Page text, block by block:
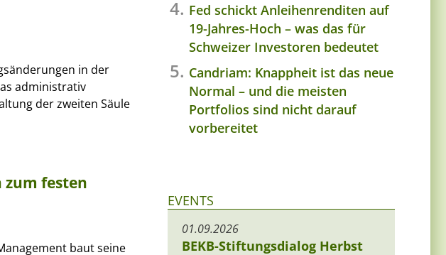
in der
administrativ
der zweiten Säule
zum festen
baut seine
Fed schickt Anleihenrenditen auf
19-Jahres-Hoch – was das für
Schweizer Investoren bedeutet
Candriam: Knappheit ist das neue
Normal – und die meisten
Portfolios sind nicht darauf
vorbereitet
EVENTS
01.09.2026
BEKB-Stiftungsdialog Herbst